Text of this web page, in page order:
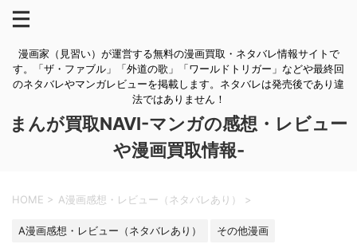
漫画家（見習い）が運営する無料の漫画買取・ネタバレ情報サイトで
す。「ザ・ファブル」「外道の歌」「ワールドトリガー」などや最終回
のネタバレやマンガレビューを掲載します。ネタバレは発売後であり違
法ではありません！
まんが買取NAVI-マンガの感想・レビュー
や漫画買取情報-
HOME > A漫画感想・レビュー（ネタバレあり） >
A漫画感想・レビュー（ネタバレあり） その他漫画